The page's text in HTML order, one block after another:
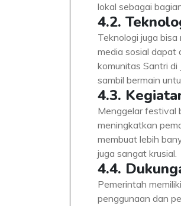
lokal sebagai
4.2.
Teknologi juga
media sosial dapat
komunitas Santri di
sambil bermain
4.3.
Menggelar festival
meningkatkan
membuat lebih
juga sangat krusial.
4.4.
Pemerintah
penggunaan dan